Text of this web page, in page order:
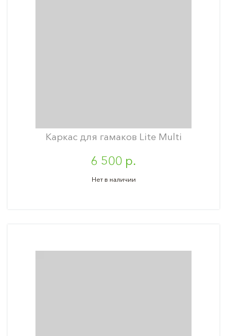
Каркас для гамаков Lite Multi
6 500 р.
Нет в наличии